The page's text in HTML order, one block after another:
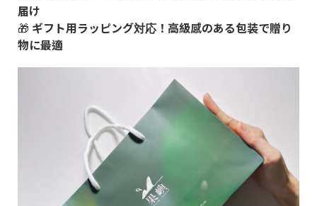
届け
🎁 ギフト用ラッピング対応！高級感のある包装で贈り
物に最適